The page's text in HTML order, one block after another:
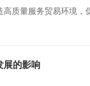
质量服务贸易环境
展的影响